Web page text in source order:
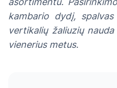
kambario dydį,
vertikalių žaliuzių
vienerius metus.